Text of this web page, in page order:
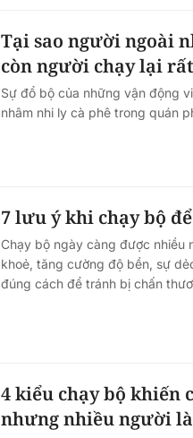
Tại sao người ngoài
còn người chạy lại
Sự đổ bộ của những vận động
nhâm nhi ly cà phê trong quán
7 lưu ý khi chạy bộ
Chạy bộ ngày càng được nhiều
khoẻ, tăng cường độ bền, sự
đúng cách để tránh bị chấn
4 kiểu chạy bộ khiến
nhưng nhiều người